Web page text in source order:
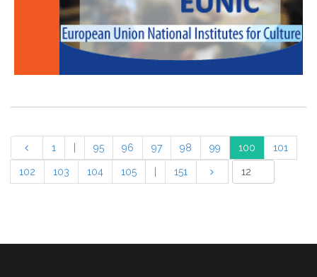
1 95 96 97 98 99 100 101
102 103 104 105 151